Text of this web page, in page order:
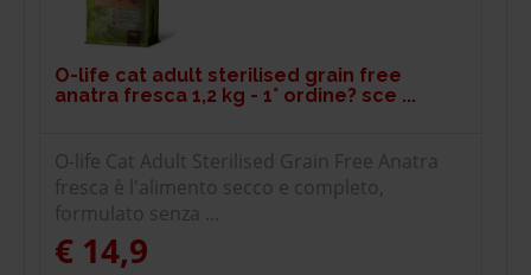
O-life cat adult sterilised grain free
anatra fresca 1,2 kg - 1° ordine? sce ...
O-life Cat Adult Sterilised Grain Free Anatra
fresca è l'alimento secco e completo,
formulato senza ...
€ 14,9